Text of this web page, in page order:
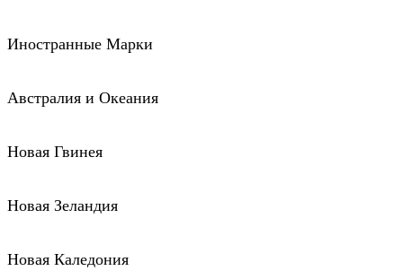
Иностранные Марки
Австралия и Океания
Новая Гвинея
Новая Зеландия
Новая Каледония